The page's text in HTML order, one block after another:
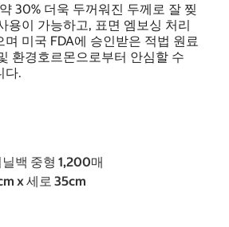
30% 더욱 두꺼워진 두께로 잘 찢
용이 가능하고, 표면 엠보싱 처리
미국 FDA에 승인받은 적법 원료
환경호르몬으로부터 안심할 수
다.
백 중형 1,200매
x 세로 35cm